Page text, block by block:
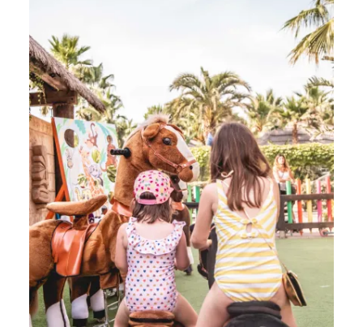
Toison d’Or
Elégant Authentique Confidentiel
Un paradis sauvage aux deux ambiances